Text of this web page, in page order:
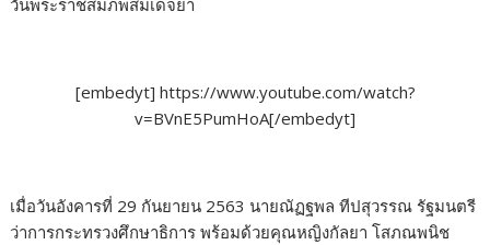
วันพระราชสมภพสมเด็จย่า
[embedyt] https://www.youtube.com/watch?
v=BVnE5PumHoA[/embedyt]
เมื่อวันอังคารที่ 29 กันยายน​ 2563 นาย​ณัฏ​ฐ​พล​ ที​ป​สุวรรณ​ รัฐมนตรี​
ว่าการ​กระทรวง​ศึกษาธิการ​ พร้อมด้วยคุณ​หญิง​กัลยา โสภณ​พ​นิช​